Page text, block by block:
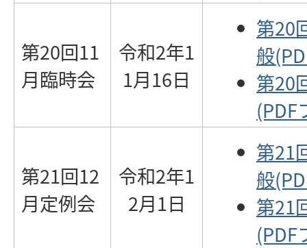
第20回11
月臨時会
令和2年1
1月16日
第20
般
第20
(PDF
第21回12
月定例会
令和2年1
2月1日
第21
般
第21
(PDF